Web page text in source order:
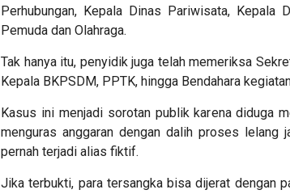
Perhubungan, Kepala Dinas Pariwisata, Kepala
Pemuda dan Olahraga.
Tak hanya itu, penyidik juga telah memeriksa
Kepala BKPSDM, PPTK, hingga Bendahara
Kasus ini menjadi sorotan publik karena diduga
menguras anggaran dengan dalih proses lelang
pernah terjadi alias fiktif.
Jika terbukti, para tersangka bisa dijerat dengan